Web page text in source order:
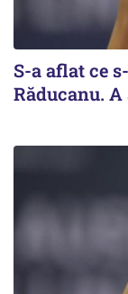
S-a aflat ce
Răducanu.